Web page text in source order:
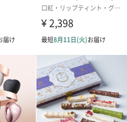
ラワー
プリザーブドフラワーを同
ます。予めご了承くださ
。